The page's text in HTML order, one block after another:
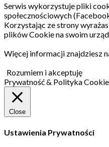
Serwis wykorzystuje pliki
społecznościowych
Korzystając ze strony
plików Cookie na swoim
Więcej informacji znajdziesz
Rozumiem i akceptuję
Prywatność & Polityka Cookie
Close
Ustawienia Prywatności